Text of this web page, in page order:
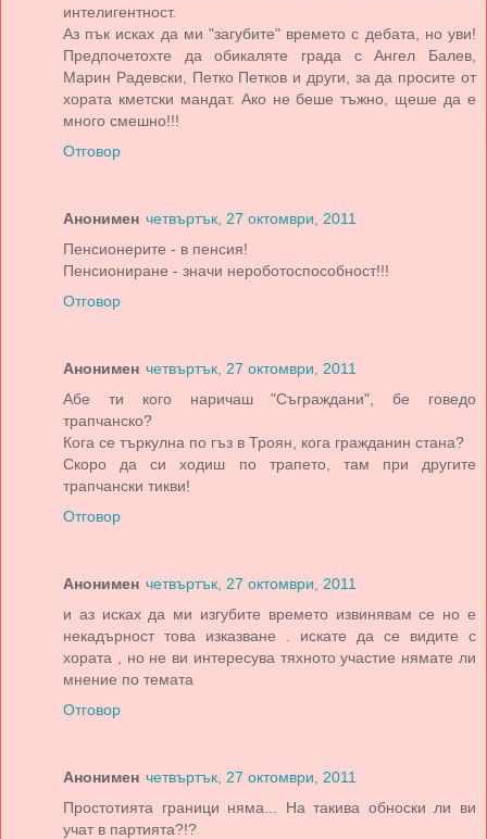
интелигентност.
Аз пък исках да ми "загубите" времето с дебата, но уви!
Предпочетохте да обикаляте града с Ангел Балев,
Марин Радевски, Петко Петков и други, за да просите от
хората кметски мандат. Ако не беше тъжно, щеше да е
много смешно!!!
Отговор
Анонимен четвъртък, 27 октомври, 2011
Пенсионерите - в пенсия!
Пенсиониране - значи нероботоспособност!!!
Отговор
Анонимен четвъртък, 27 октомври, 2011
Абе ти кого наричаш "Съграждани", бе говедо
трапчанско?
Кога се търкулна по гъз в Троян, кога гражданин стана?
Скоро да си ходиш по трапето, там при другите
трапчански тикви!
Отговор
Анонимен четвъртък, 27 октомври, 2011
и аз исках да ми изгубите времето извинявам се но е
некадърност това изказване . искате да се видите с
хората , но не ви интересува тяхното участие нямате ли
мнение по темата
Отговор
Анонимен четвъртък, 27 октомври, 2011
Простотията граници няма... На такива обноски ли ви
учат в партията?!?